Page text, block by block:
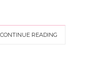
CONTINUE READING